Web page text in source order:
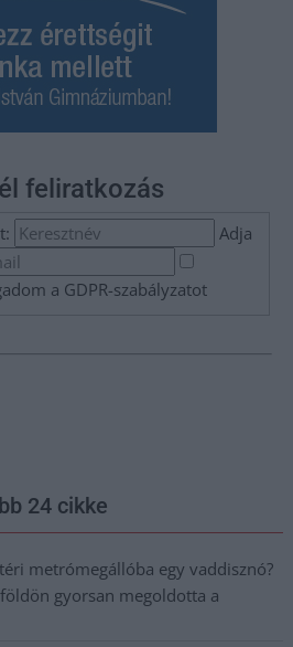
feliratkozás
Adja
a GDPR-szabályzatot
24 cikke
metrómegállóba egy vaddisznó?
gyorsan megoldotta a